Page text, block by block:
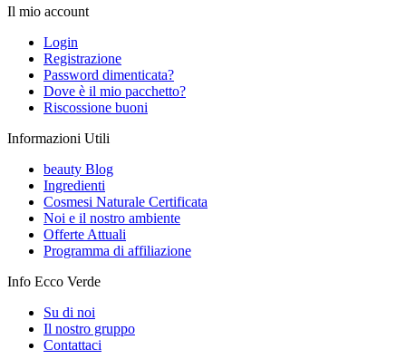
Il mio account
Login
Registrazione
Password dimenticata?
Dove è il mio pacchetto?
Riscossione buoni
Informazioni Utili
beauty Blog
Ingredienti
Cosmesi Naturale Certificata
Noi e il nostro ambiente
Offerte Attuali
Programma di affiliazione
Info Ecco Verde
Su di noi
Il nostro gruppo
Contattaci